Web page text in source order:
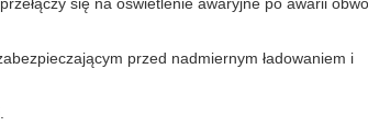
się na oświetlenie awaryjne po awarii
przed nadmiernym ładowaniem i